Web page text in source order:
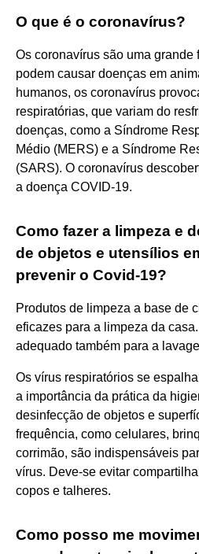
O que é o coronavírus?
Os coronavírus são uma grande
podem causar doenças em
humanos, os coronavírus
respiratórias, que variam do
doenças, como a Síndrome
Médio (MERS) e a Síndrome
(SARS). O coronavírus
a doença COVID-19.
Como fazer a limpeza e
de objetos e utensílios
prevenir o Covid-19?
Produtos de limpeza a base de
eficazes para a limpeza da
adequado também para a
Os vírus respiratórios se
a importância da prática da
desinfecção de objetos e
frequência, como celulares,
corrimão, são indispensáveis
vírus. Deve-se evitar
copos e talheres.
Como posso me